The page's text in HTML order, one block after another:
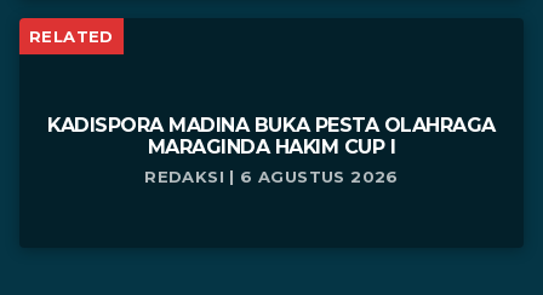
RELATED
KADISPORA MADINA BUKA PESTA OLAHRAGA
MARAGINDA HAKIM CUP I
REDAKSI | 6 AGUSTUS 2026